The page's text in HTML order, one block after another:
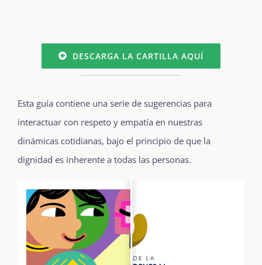
DESCARGA LA CARTILLA AQUÍ
Esta guía contiene una serie de sugerencias para
interactuar con respeto y empatía en nuestras
dinámicas cotidianas, bajo el principio de que la
dignidad es inherente a todas las personas.